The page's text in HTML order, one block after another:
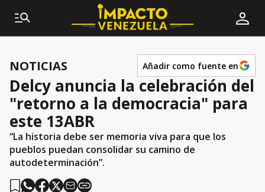
NOTICIAS Añadir como fuente en
Delcy anuncia la celebración del
"retorno a la democracia" para
este 13ABR
“La historia debe ser memoria viva para que los
pueblos puedan consolidar su camino de
autodeterminación”.